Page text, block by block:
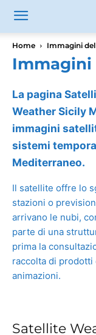
Home Immagini
Immagini
La pagina
Weather Sicily
immagini
sistemi
Mediterraneo.
Il satellite offre lo
stazioni o
arrivano le nubi,
parte di una
prima la
raccolta di
animazioni.
Satellite